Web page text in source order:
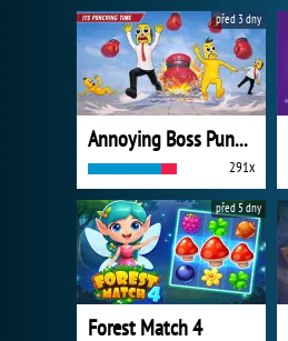
Annoying Boss Punch Game
291x
před 3 dny
Forest Match 4
před 5 dny